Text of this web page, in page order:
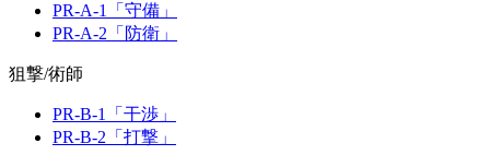
PR-A-1「守備」
PR-A-2「防衛」
狙撃/術師
PR-B-1「干渉」
PR-B-2「打撃」